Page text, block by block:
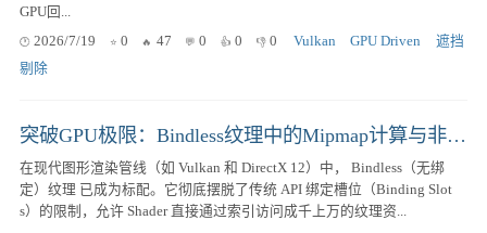
GPU回...
2026/7/19
0 47 0 0 0 Vulkan GPU Driven
遮挡
剔除
突破GPU极限：Bindless纹理中的Mipmap计算与非均一索引发散（Divergence）深度优化指南
在现代图形渲染管线（如 Vulkan 和 DirectX 12）中， Bindless（无绑
定）纹理 已成为标配。它彻底摆脱了传统 API 绑定槽位（Binding Slot
s）的限制，允许 Shader 直接通过索引访问成千上万的纹理资...